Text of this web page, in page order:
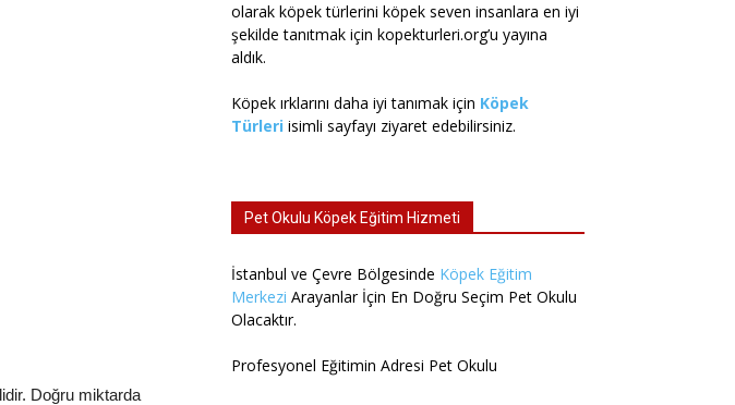
Doğru miktarda
olarak köpek türlerini köpek seven insanlara en iyi
şekilde tanıtmak için kopekturleri.org’u yayına
aldık.
Köpek ırklarını daha iyi tanımak için Köpek
Türleri isimli sayfayı ziyaret edebilirsiniz.
Pet Okulu Köpek Eğitim Hizmeti
İstanbul ve Çevre Bölgesinde Köpek Eğitim
Merkezi Arayanlar İçin En Doğru Seçim Pet Okulu
Olacaktır.
Profesyonel Eğitimin Adresi Pet Okulu